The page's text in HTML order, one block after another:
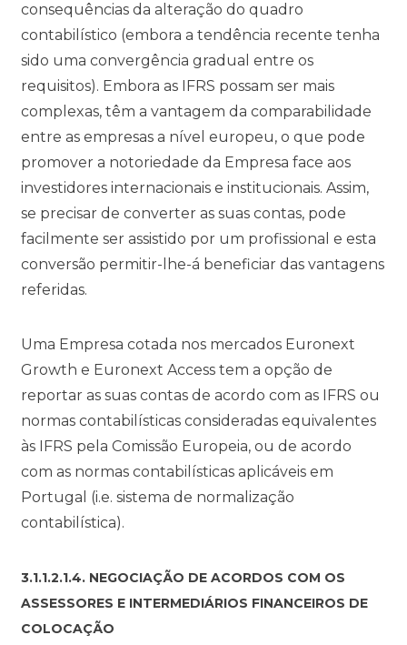
consequências da alteração do quadro
contabilístico (embora a tendência recente tenha
sido uma convergência gradual entre os
requisitos). Embora as IFRS possam ser mais
complexas, têm a vantagem da comparabilidade
entre as empresas a nível europeu, o que pode
promover a notoriedade da Empresa face aos
investidores internacionais e institucionais. Assim,
se precisar de converter as suas contas, pode
facilmente ser assistido por um profissional e esta
conversão permitir-lhe-á beneficiar das vantagens
referidas.
Uma Empresa cotada nos mercados Euronext
Growth e Euronext Access tem a opção de
reportar as suas contas de acordo com as IFRS ou
normas contabilísticas consideradas equivalentes
às IFRS pela Comissão Europeia, ou de acordo
com as normas contabilísticas aplicáveis em
Portugal (i.e. sistema de normalização
contabilística).
3.1.1.2.1.4. NEGOCIAÇÃO DE ACORDOS COM OS
ASSESSORES E INTERMEDIÁRIOS FINANCEIROS DE
COLOCAÇÃO